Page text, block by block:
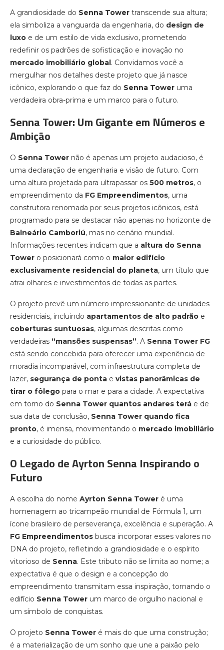
A grandiosidade do Senna Tower transcende sua altura;
ela simboliza a vanguarda da engenharia, do design de
luxo e de um estilo de vida exclusivo, prometendo
redefinir os padrões de sofisticação e inovação no
mercado imobiliário global. Convidamos você a
mergulhar nos detalhes deste projeto que já nasce
icônico, explorando o que faz do Senna Tower uma
verdadeira obra-prima e um marco para o futuro.
Senna Tower: Um Gigante em Números e
Ambição
O Senna Tower não é apenas um projeto audacioso, é
uma declaração de engenharia e visão de futuro. Com
uma altura projetada para ultrapassar os 500 metros, o
empreendimento da FG Empreendimentos, uma
construtora renomada por seus projetos icônicos, está
programado para se destacar não apenas no horizonte de
Balneário Camboriú, mas no cenário mundial.
Informações recentes indicam que a altura do Senna
Tower o posicionará como o maior edifício
exclusivamente residencial do planeta, um título que
atrai olhares e investimentos de todas as partes.
O projeto prevê um número impressionante de unidades
residenciais, incluindo apartamentos de alto padrão e
coberturas suntuosas, algumas descritas como
verdadeiras “mansões suspensas”. A Senna Tower FG
está sendo concebida para oferecer uma experiência de
moradia incomparável, com infraestrutura completa de
lazer, segurança de ponta e vistas panorâmicas de
tirar o fôlego para o mar e para a cidade. A expectativa
em torno do Senna Tower quantos andares terá e de
sua data de conclusão, Senna Tower quando fica
pronto, é imensa, movimentando o mercado imobiliário
e a curiosidade do público.
O Legado de Ayrton Senna Inspirando o
Futuro
A escolha do nome Ayrton Senna Tower é uma
homenagem ao tricampeão mundial de Fórmula 1, um
ícone brasileiro de perseverança, excelência e superação. A
FG Empreendimentos busca incorporar esses valores no
DNA do projeto, refletindo a grandiosidade e o espírito
vitorioso de Senna. Este tributo não se limita ao nome; a
expectativa é que o design e a concepção do
empreendimento transmitam essa inspiração, tornando o
edifício Senna Tower um marco de orgulho nacional e
um símbolo de conquistas.
O projeto Senna Tower é mais do que uma construção;
é a materialização de um sonho que une a paixão pelo